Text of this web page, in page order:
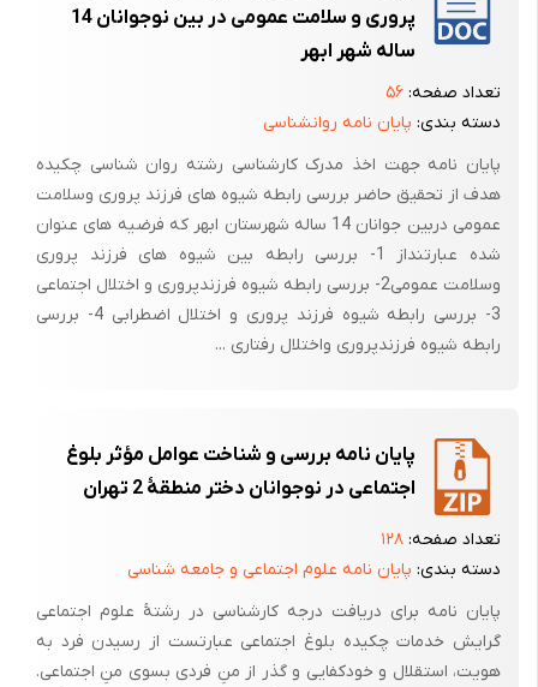
پروری و سلامت عمومی در بین نوجوانان 14
ساله شهر ابهر
تعداد صفحه: ۵۶
دسته بندی: پایان نامه روانشناسی
پایان نامه جهت اخذ مدرک کارشناسی رشته روان شناسی چکیده
هدف از تحقیق حاضر بررسی رابطه شیوه های فرزند پروری وسلامت
عمومی دربین جوانان 14 ساله شهرستان ابهر که فرضیه های عنوان
شده عبارتنداز 1- بررسی رابطه بین شیوه های فرزند پروری
وسلامت عمومی2- بررسی رابطه شیوه فرزندپروری و اختلال اجتماعی
3- بررسی رابطه شیوه فرزند پروری و اختلال اضطرابی 4- بررسی
رابطه شیوه فرزندپروری واختلال رفتاری ...
پایان نامه بررسی و شناخت عوامل مؤثر بلوغ
اجتماعی در نوجوانان دختر منطقۀ 2 تهران
تعداد صفحه: ۱۲۸
دسته بندی: پایان نامه علوم اجتماعی و جامعه شناسی
پایان نامه برای دریافت درجه کارشناسی در رشتۀ علوم اجتماعی
گرایش خدمات چکیده بلوغ اجتماعی عبارتست از رسیدن فرد به
هویت، استقلال و خودکفایی و گذر از منِ فردی بسوی منِ اجتماعی.